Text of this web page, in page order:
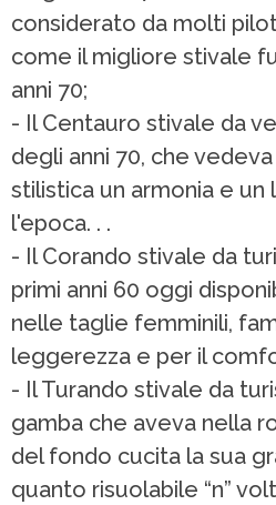
considerato da molti
come il migliore stivale
anni 70;
- Il Centauro stivale da
degli anni 70, che
stilistica un armonia e
l'epoca. . .
- Il Corando stivale da
primi anni 60 oggi
nelle taglie femminili,
leggerezza e per il
- Il Turando stivale da
gamba che aveva nella
del fondo cucita la sua
quanto risuolabile “n”